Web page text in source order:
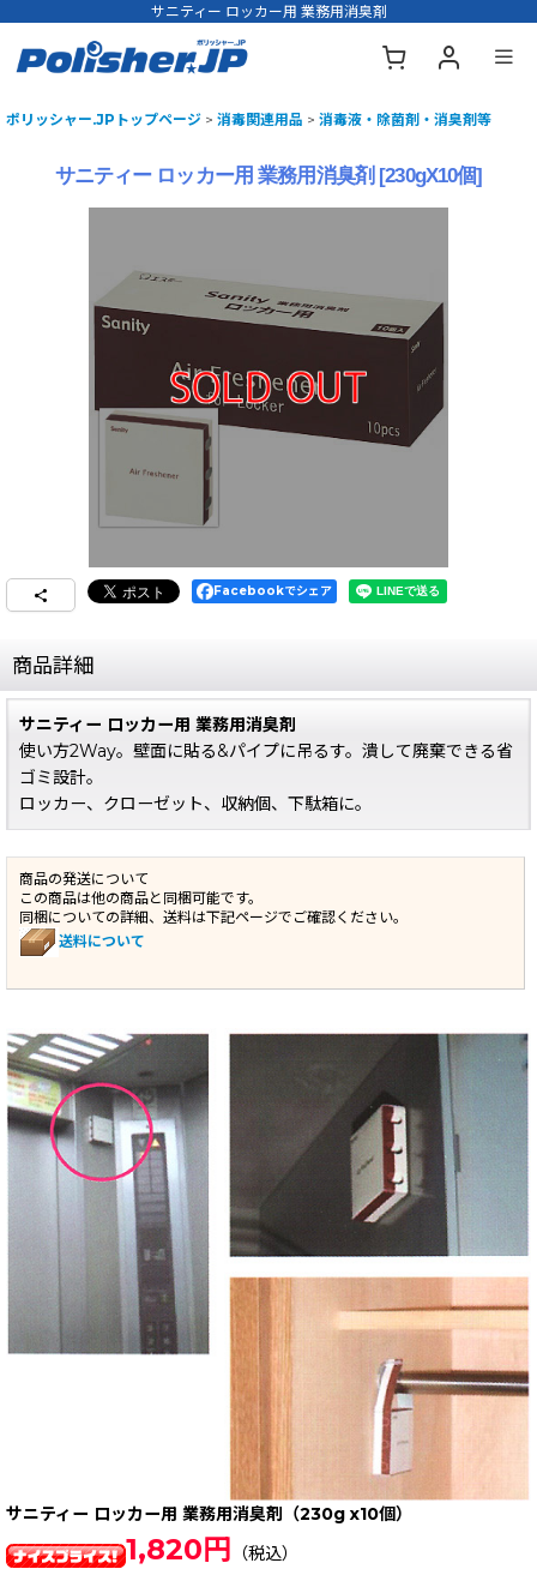
サニティー ロッカー用 業務用消臭剤
ポリッシャー.JPトップページ > 消毒関連用品 > 消毒液・除菌剤・消臭剤等
サニティー ロッカー用 業務用消臭剤 [230gX10個]
Facebookでシェア
商品詳細
サニティー ロッカー用 業務用消臭剤
使い方2Way。壁面に貼る&パイプに吊るす。潰して廃棄できる省
ゴミ設計。
ロッカー、クローゼット、収納個、下駄箱に。
商品の発送について
この商品は他の商品と同梱可能です。
同梱についての詳細、送料は下記ページでご確認ください。
送料について
サニティー ロッカー用 業務用消臭剤（230g x10個）
1,820円 （税込）